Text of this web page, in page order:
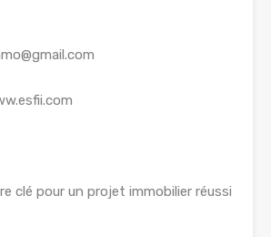
clé pour un projet immobilier réussi